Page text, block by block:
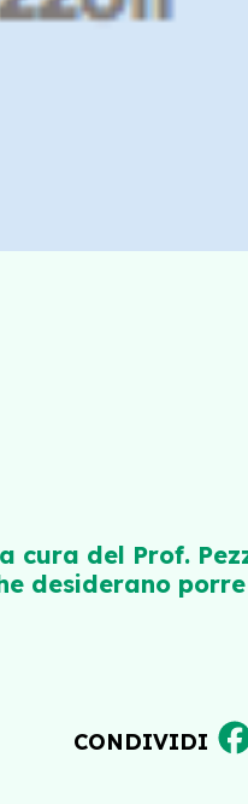
del Prof.
desiderano
CONDIVIDI